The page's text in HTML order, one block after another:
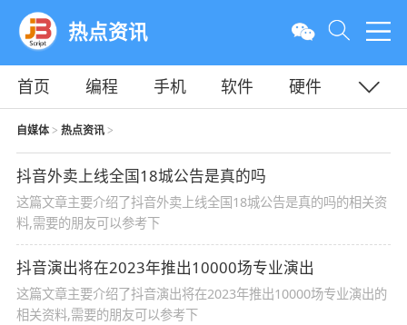
热点资讯
首页 编程 手机 软件
硬件
教程
平面
自媒体> 热点资讯>
抖音外卖上线全国18城公告是真的吗
这篇文章主要介绍了抖音外卖上线全国18城公告是真的吗的相关资
料,需要的朋友可以参考下
抖音演出将在2023年推出10000场专业演出
这篇文章主要介绍了抖音演出将在2023年推出10000场专业演出的
相关资料,需要的朋友可以参考下